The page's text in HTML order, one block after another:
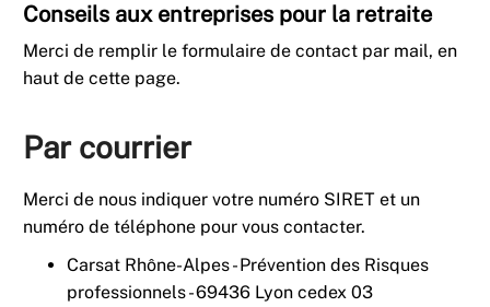
Conseils aux entreprises pour la retraite
Merci de remplir le formulaire de contact par mail, en
haut de cette page.
Par courrier
Merci de nous indiquer votre numéro SIRET et un
numéro de téléphone pour vous contacter.
Carsat Rhône-Alpes - Prévention des Risques
professionnels - 69436 Lyon cedex 03